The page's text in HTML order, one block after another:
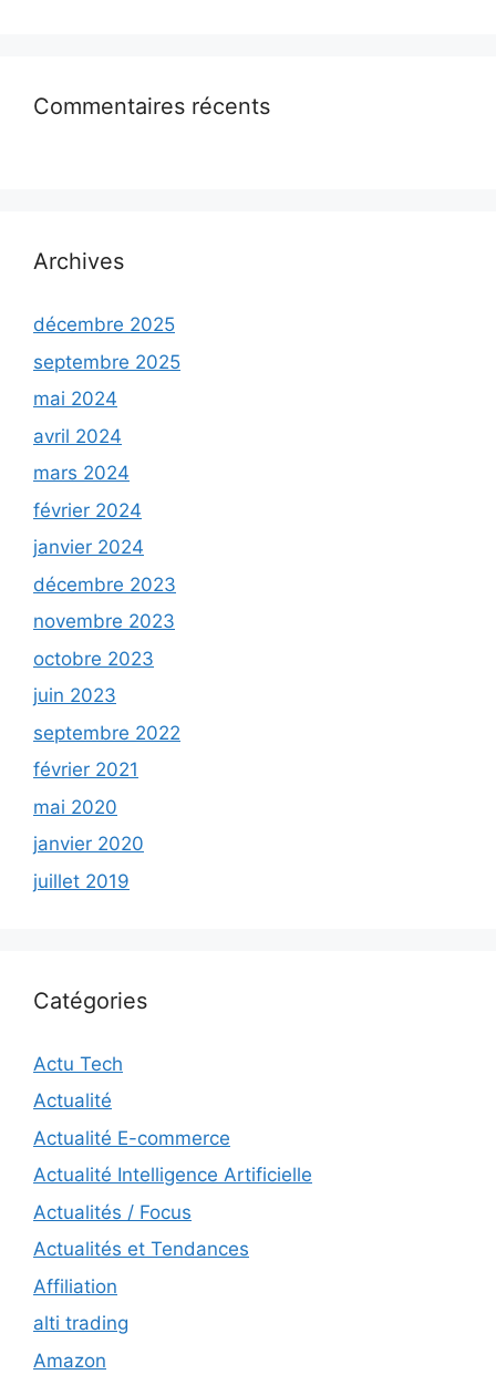
Commentaires récents
Archives
décembre 2025
septembre 2025
mai 2024
avril 2024
mars 2024
février 2024
janvier 2024
décembre 2023
novembre 2023
octobre 2023
juin 2023
septembre 2022
février 2021
mai 2020
janvier 2020
juillet 2019
Catégories
Actu Tech
Actualité
Actualité E-commerce
Actualité Intelligence Artificielle
Actualités / Focus
Actualités et Tendances
Affiliation
alti trading
Amazon